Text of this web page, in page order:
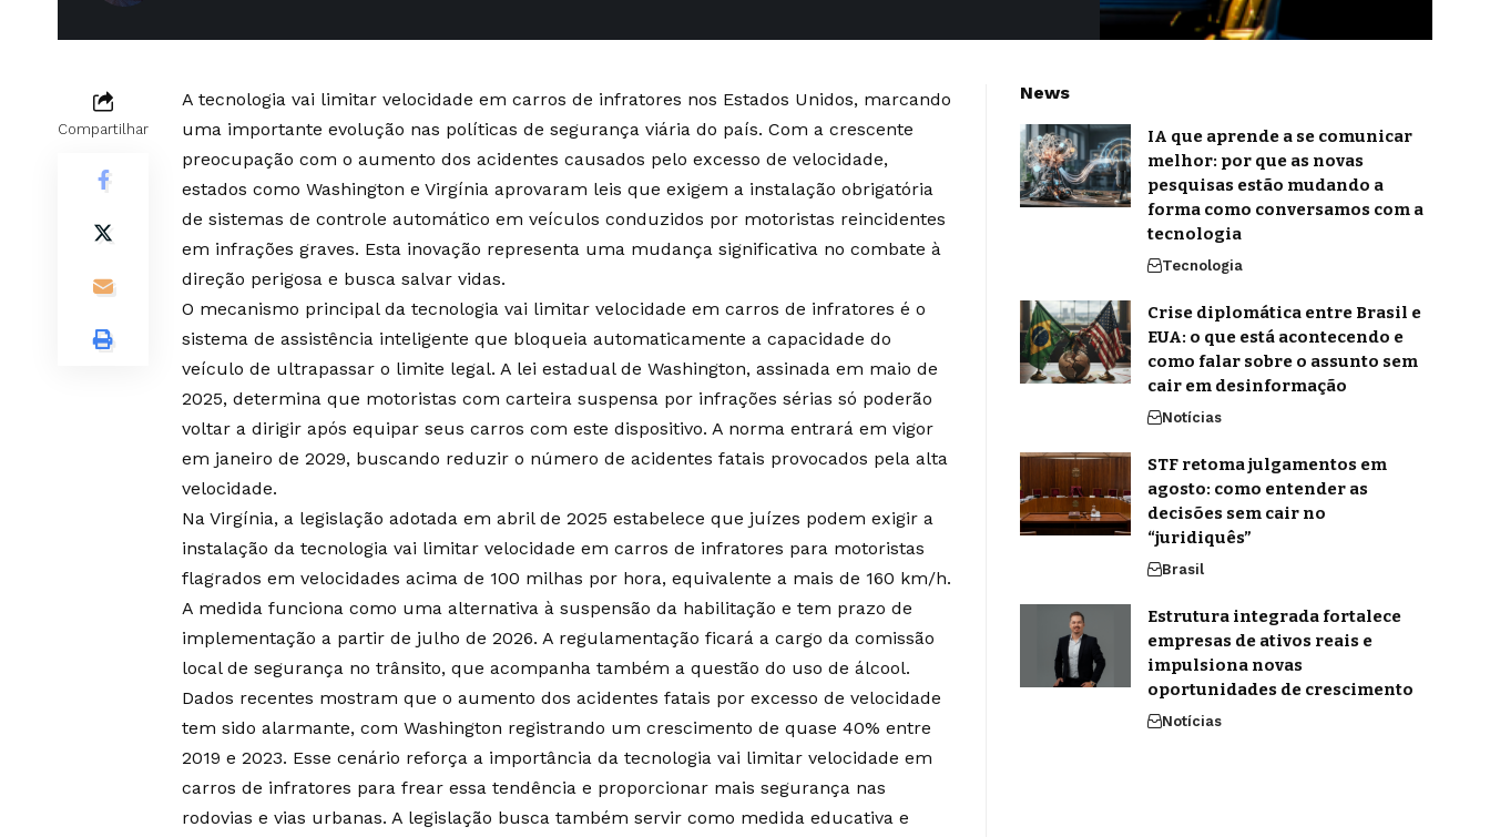
Compartilhar
A tecnologia vai limitar velocidade em carros de infratores nos Estados Unidos, marcando
uma importante evolução nas políticas de segurança viária do país. Com a crescente
preocupação com o aumento dos acidentes causados pelo excesso de velocidade,
estados como Washington e Virgínia aprovaram leis que exigem a instalação obrigatória
de sistemas de controle automático em veículos conduzidos por motoristas reincidentes
em infrações graves. Esta inovação representa uma mudança significativa no combate à
direção perigosa e busca salvar vidas.
O mecanismo principal da tecnologia vai limitar velocidade em carros de infratores é o
sistema de assistência inteligente que bloqueia automaticamente a capacidade do
veículo de ultrapassar o limite legal. A lei estadual de Washington, assinada em maio de
2025, determina que motoristas com carteira suspensa por infrações sérias só poderão
voltar a dirigir após equipar seus carros com este dispositivo. A norma entrará em vigor
em janeiro de 2029, buscando reduzir o número de acidentes fatais provocados pela alta
velocidade.
Na Virgínia, a legislação adotada em abril de 2025 estabelece que juízes podem exigir a
instalação da tecnologia vai limitar velocidade em carros de infratores para motoristas
flagrados em velocidades acima de 100 milhas por hora, equivalente a mais de 160 km/h.
A medida funciona como uma alternativa à suspensão da habilitação e tem prazo de
implementação a partir de julho de 2026. A regulamentação ficará a cargo da comissão
local de segurança no trânsito, que acompanha também a questão do uso de álcool.
Dados recentes mostram que o aumento dos acidentes fatais por excesso de velocidade
tem sido alarmante, com Washington registrando um crescimento de quase 40% entre
2019 e 2023. Esse cenário reforça a importância da tecnologia vai limitar velocidade em
carros de infratores para frear essa tendência e proporcionar mais segurança nas
rodovias e vias urbanas. A legislação busca também servir como medida educativa e
News
IA que aprende a se comunicar
melhor: por que as novas
pesquisas estão mudando a
forma como conversamos com a
tecnologia
Tecnologia
Crise diplomática entre Brasil e
EUA: o que está acontecendo e
como falar sobre o assunto sem
cair em desinformação
Notícias
STF retoma julgamentos em
agosto: como entender as
decisões sem cair no
“juridiquês”
Brasil
Estrutura integrada fortalece
empresas de ativos reais e
impulsiona novas
oportunidades de crescimento
Notícias